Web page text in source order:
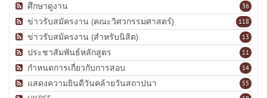
36
ศึกษาดูงาน
118
ข่าวรับสมัครงาน (คณะวิศวกรรมศาสตร์)
13
ข่าวรับสมัครงาน (สำหรับนิสิต)
11
ประชาสัมพันธ์หลักสูตร
14
กำหนดการเกี่ยวกับการสอบ
55
แสดงความยินดีวันคล้ายวันสถาปนา